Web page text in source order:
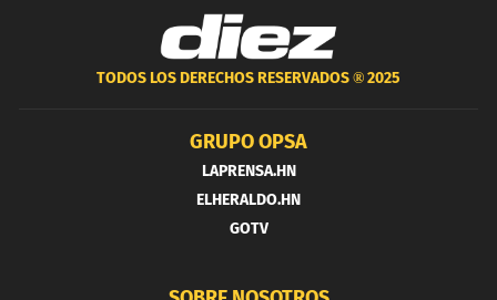
TODOS LOS DERECHOS RESERVADOS ®2025
GRUPO OPSA
LAPRENSA.HN
ELHERALDO.HN
GOTV